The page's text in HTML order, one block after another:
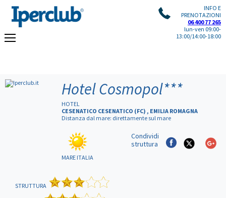
INFO E
PRENOTAZIONI
06 400 77 265
lun-ven 09:00-
13:00/14:00-18:00
Hotel Cosmopol***
HOTEL
CESENATICO CESENATICO (FC) , EMILIA ROMAGNA
Distanza dal mare: direttamente sul mare
MARE ITALIA
Condividi
struttura
STRUTTURA